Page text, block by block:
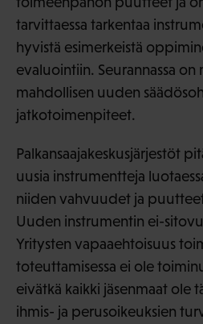
tarvittaessa tarkentaa
hyvistä esimerkeistä
evaluointiin. Seurannassa on
mahdollisen uuden
jatkotoimenpiteet.
Palkansaajakeskusjärjestöt
uusia instrumentteja
niiden vahvuudet ja
Uuden instrumentin ei-
Yritysten vapaaehtoisuus
toteuttamisessa ei ole
eivätkä kaikki jäsenmaat ole
ihmis- ja perusoikeuksien